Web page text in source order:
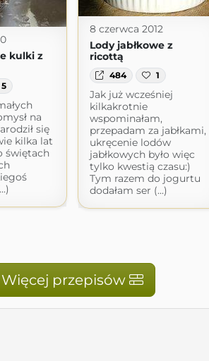
8 czerwca 2012
Lody jabłkowe z
ricottą
484 1
Jak już wcześniej
kilkakrotnie
wspominałam,
przepadam za jabłkami,
ukręcenie lodów
jabłkowych było więc
tylko kwestią czasu:)
Tym razem do jogurtu
dodałam ser (...)
kulki z
5
na
się
kilka lat
świętach
Więcej przepisów